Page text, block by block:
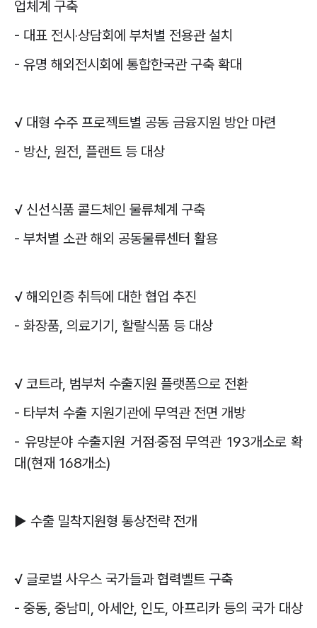
업체계 구축
- 대표 전시 ‧상담회에 부처별 전용관 설치
- 유명 해외전시회에 통합한국관 구축 확대
√ 대형 수주 프로젝트별 공동 금융지원 방안 마련
- 방산, 원전, 플랜트 등 대상
√ 신선식품 콜드체인 물류체계 구축
- 부처별 소관 해외 공동물류센터 활용
√ 해외인증 취득에 대한 협업 추진
- 화장품, 의료기기 , 할랄식품 등 대상
√ 코트라, 범부처 수출지원 플랫폼으로 전환
- 타부처 수출 지원기관에 무역관 전면 개방
- 유망분야 수출지원 거점‧중점 무역관 193개소로 확
대 (현재 168개소)
▶ 수출 밀착지원형 통상전략 전개
√ 글로벌 사우스 국가들과 협력벨트 구축
- 중동, 중남미 , 아세안, 인도, 아프리카 등의 국가 대상